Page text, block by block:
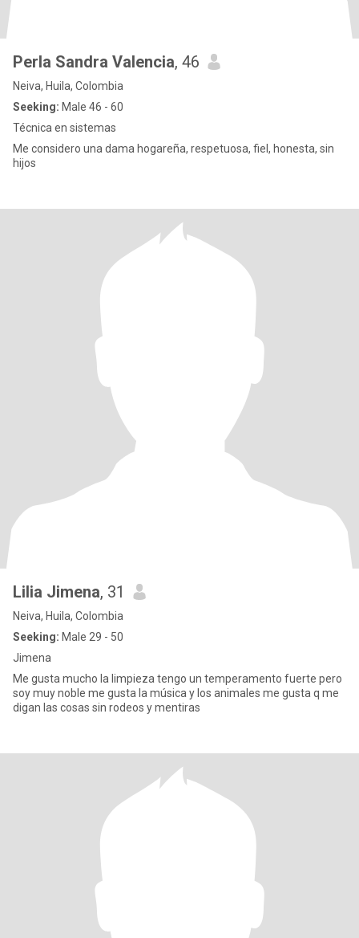
Perla Sandra Valencia, 46
Neiva, Huila, Colombia
Seeking: Male 46 - 60
Técnica en sistemas
Me considero una dama hogareña, respetuosa, fiel, honesta, sin
hijos
Lilia Jimena, 31
Neiva, Huila, Colombia
Seeking: Male 29 - 50
Jimena
Me gusta mucho la limpieza tengo un temperamento fuerte pero
soy muy noble me gusta la música y los animales me gusta q me
digan las cosas sin rodeos y mentiras